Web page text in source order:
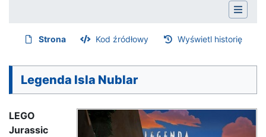
Strona Kod źródłowy Wyświetl historię
Legenda Isla Nublar
LEGO
Jurassic